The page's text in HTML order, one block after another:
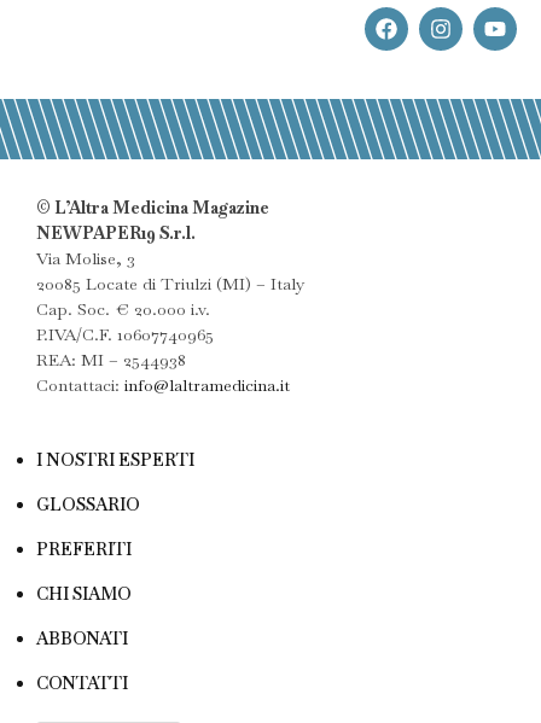
© L’Altra Medicina Magazine
NEWPAPER19 S.r.l.
Via Molise, 3
20085 Locate di Triulzi (MI) – Italy
Cap. Soc. € 20.000 i.v.
P.IVA/C.F. 10607740965
REA: MI – 2544938
Contattaci: info@laltramedicina.it
I NOSTRI ESPERTI
GLOSSARIO
PREFERITI
CHI SIAMO
ABBONATI
CONTATTI